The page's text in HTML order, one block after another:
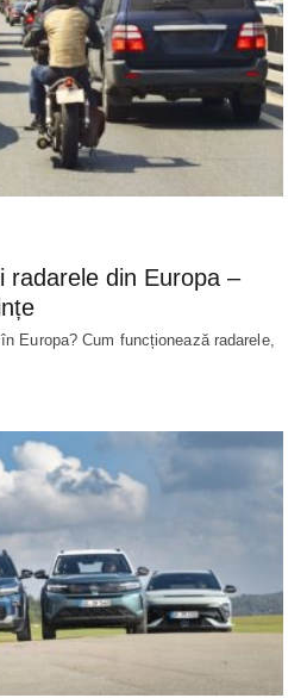
radarele din Europa –
Europa? Cum funcționează radarele,